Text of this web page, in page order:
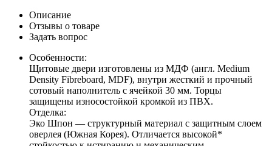
Описание
Отзывы о товаре
Задать вопрос
Особенности:
Щитовые двери изготовлены из МДФ (англ. Medium
Density Fibreboard, MDF), внутри жесткий и прочный
сотовый наполнитель с ячейкой 30 мм. Торцы
защищены износостойкой кромкой из ПВХ.
Отделка:
Эко Шпон — структурный материал с защитным слоем
оверлея (Южная Корея). Отличается высокой*